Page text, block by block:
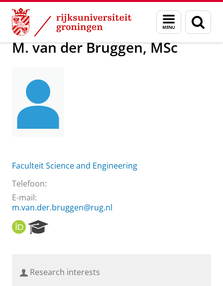
Skip
Content
Skip
Navigation
Menu
en
zoeken
Over ons M. van der Bruggen, MSc
M. van der Bruggen, MSc
Faculteit Science and Engineering
Telefoon:
E-mail:
m.van.der.bruggen@rug.nl
O
R
r
Research interests